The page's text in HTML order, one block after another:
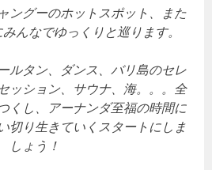
ングーのホットスポット、また
んなでゆっくりと巡ります。
ルタン、ダンス、バリ島のセレ
ッション、サウナ、海。。。全
くし、アーナンダ至福の時間に
切り生きていくスタートにしま
しょう！